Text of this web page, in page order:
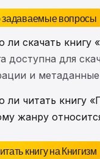
задаваемые вопросы
скачать книгу
доступна для
и
читать книгу
жанру
книгу на Книгизм